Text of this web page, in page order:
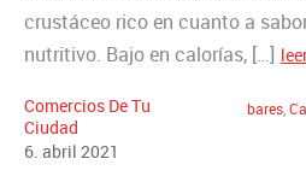
crustáceo rico en cuanto a
nutritivo. Bajo en calorías, […]
Comercios De Tu
Ciudad
6. abril 2021
bares